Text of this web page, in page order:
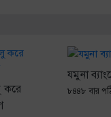
করে
যমুনা
৮৪৪৮ বার